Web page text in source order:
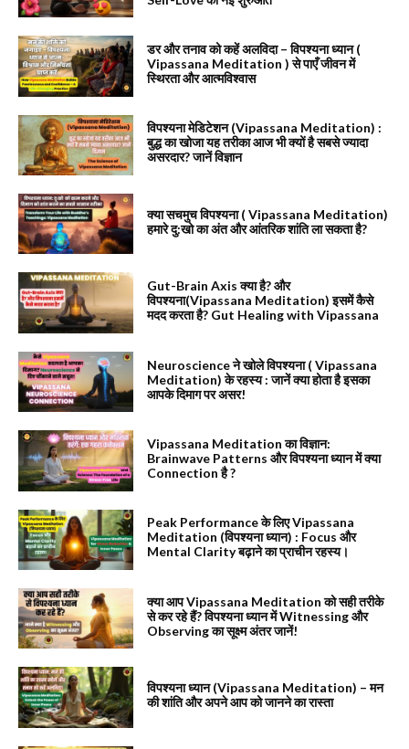
डर और तनाव को कहें अलविदा – विपश्यना ध्यान (
Vipassana Meditation ) से पाएँ जीवन में
स्थिरता और आत्मविश्वास
विपश्यना मेडिटेशन (Vipassana Meditation) :
बुद्ध का खोजा यह तरीका आज भी क्यों है सबसे ज्यादा
असरदार? जानें विज्ञान
क्या सचमुच विपश्यना ( Vipassana Meditation)
हमारे दु:खो का अंत और आंतरिक शांति ला सकता है?
Gut-Brain Axis क्या है? और
विपश्यना(Vipassana Meditation) इसमें कैसे
मदद करता है? Gut Healing with Vipassana
Neuroscience ने खोले विपश्यना ( Vipassana
Meditation) के रहस्य : जानें क्या होता है इसका
आपके दिमाग पर असर!
Vipassana Meditation का विज्ञान:
Brainwave Patterns और विपश्यना ध्यान में क्या
Connection है ?
Peak Performance के लिए Vipassana
Meditation (विपश्यना ध्यान) : Focus और
Mental Clarity बढ़ाने का प्राचीन रहस्य।
क्या आप Vipassana Meditation को सही तरीके
से कर रहे हैं? विपश्यना ध्यान में Witnessing और
Observing का सूक्ष्म अंतर जानें!
विपश्यना ध्यान (Vipassana Meditation) – मन
की शांति और अपने आप को जानने का रास्ता